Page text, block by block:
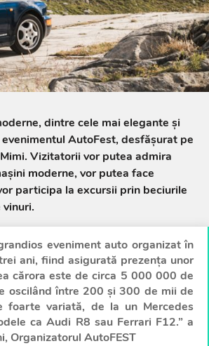
dintre cele mai elegante și
AutoFest, desfășurat pe
Vizitatorii vor putea admira
moderne, vor putea face
participa la excursii prin beciurile
eveniment auto organizat în
ani, fiind asigurată prezența unor
cărora este de circa 5 000 000 de
oscilând între 200 și 300 de mii de
foarte variată, de la un Mercedes
ca Audi R8 sau Ferrari F12.” a
Organizatorul AutoFEST